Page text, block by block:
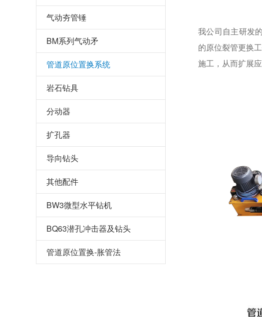
气动夯管锤
BM系列气动矛
管道原位置换系统
岩石钻具
分动器
扩孔器
导向钻头
其他配件
BW3微型水平钻机
BQ63潜孔冲击器及钻头
管道原位置换-胀管法
我公司自主研发
的原位裂管更换
施工，从而扩展应